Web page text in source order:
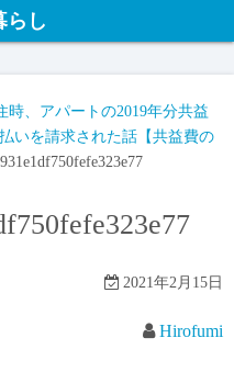
らし
時、アパートの2019年分共益
いを請求された話【共益費の
2021年2月15日
Hirofumi